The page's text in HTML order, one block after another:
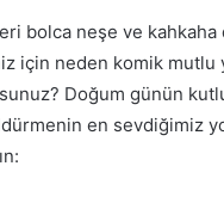
bolca neşe ve kahkaha
için neden komik mutlu
Doğum günün
en sevdiğimiz